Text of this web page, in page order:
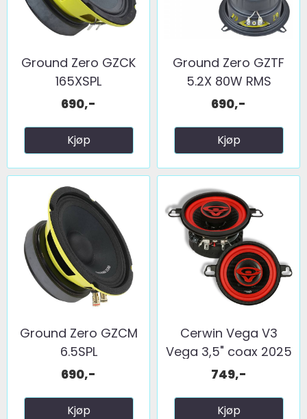
Ground Zero GZCK
165XSPL
690,-
Kjøp
Ground Zero GZTF
5.2X 80W RMS
690,-
Kjøp
Ground Zero GZCM
6.5SPL
690,-
Kjøp
Cerwin Vega V3
Vega 3,5" coax 2025
...
749,-
Kjøp